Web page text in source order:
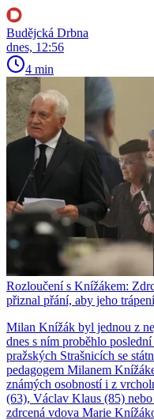
Budějcká Drbna
dnes, 12:56
4 min
Rozloučení s Knížákem:
přiznal přání, aby jeho
Milan Knížák byl jednou z
dnes s ním proběhlo
pražských Strašnicích se
pedagogem Milanem
známých osobností i z
(63), Václav Klaus (85)
zdrcená vdova Marie